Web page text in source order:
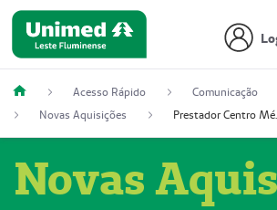
Acesso Rápido
Comunicação
Novas Aquisições
Prestador Centro
Novas